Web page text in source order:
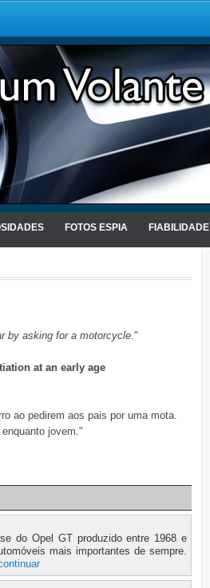
FOTOS ESPIA FIABILIDADE
by asking for a motorcycle."
at an early age
ao pedirem aos pais por uma mota.
jovem."
do Opel GT produzido entre 1968 e
mais importantes de sempre.